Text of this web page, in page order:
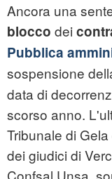
Ancora una
blocco dei
Pubblica
sospensione
data di
scorso anno.
Tribunale di
dei giudici di